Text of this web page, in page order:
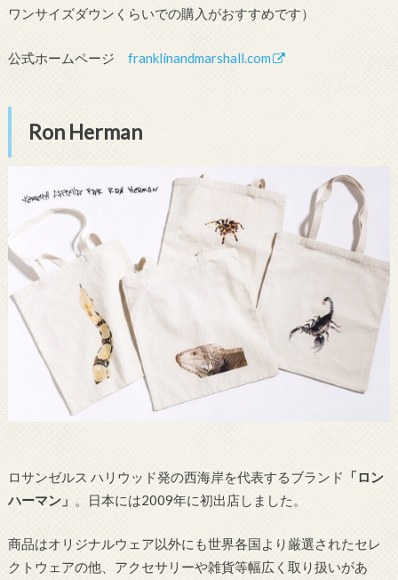
ワンサイズダウンくらいでの購入がおすすめです）
公式ホームページ franklinandmarshall.com
Ron Herman
ロサンゼルス ハリウッド発の西海岸を代表するブランド
「ロン
ハーマン」
。日本には2009年に初出店しました。
商品はオリジナルウェア以外にも世界各国より厳選されたセレ
クトウェアの他、アクセサリーや雑貨等幅広く取り扱いがあ